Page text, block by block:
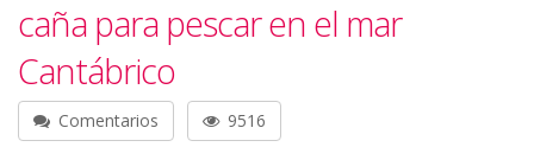
caña para pescar en el mar
Cantábrico
Comentarios 9516